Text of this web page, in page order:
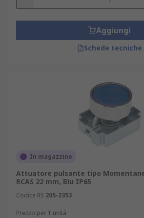
Aggiungi
Schede tecniche
In magazzino
Attuatore pulsante tipo
RCAS 22 mm, Blu IP65
Codice RS 205-2353
Prezzo per 1 unità